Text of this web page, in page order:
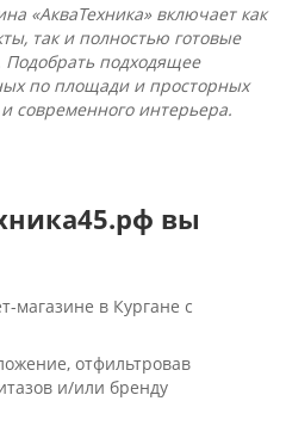
«АкваТехника» включает как
так и полностью готовые
Подобрать подходящее
по площади и просторных
современного интерьера.
вы
магазине в Кургане с
отфильтровав
и/или бренду